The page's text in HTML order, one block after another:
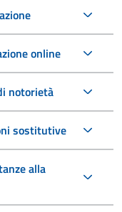
online
notorietà
sostitutive
alla